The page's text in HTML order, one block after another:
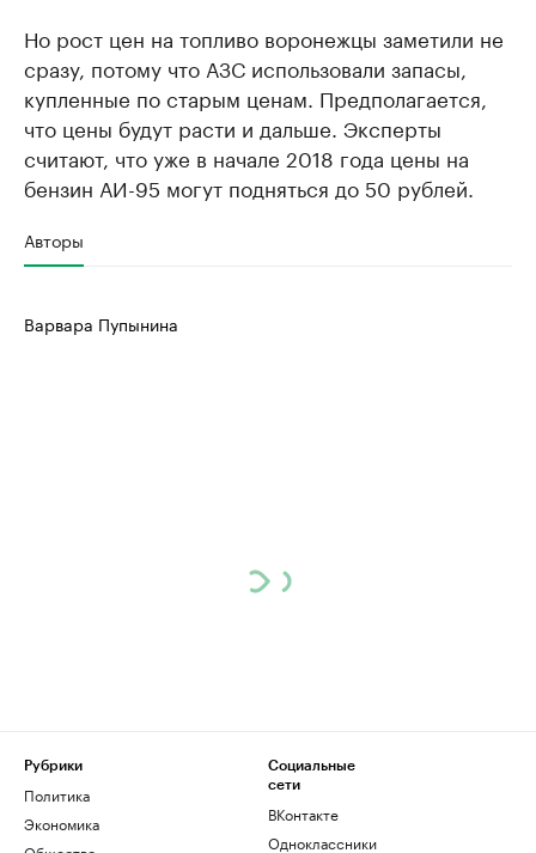
Но рост цен на топливо воронежцы заметили не
сразу, потому что АЗС использовали запасы,
купленные по старым ценам. Предполагается,
что цены будут расти и дальше. Эксперты
считают, что уже в начале 2018 года цены на
бензин АИ-95 могут подняться до 50 рублей.
Авторы
Варвара Пупынина
Рубрики
Политика
Экономика
Социальные
сети
ВКонтакте
Одноклассники